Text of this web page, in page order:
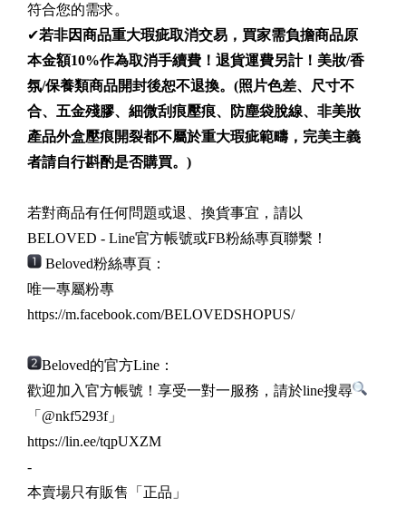
符合您的需求。
✔若非因商品重大瑕疵取消交易，買家需負擔商品原
本金額10%作為取消手續費！退貨運費另計！美妝/香
氛/保養類商品開封後恕不退換。 (照片色差、尺寸不
合、五金殘膠、細微刮痕壓痕、防塵袋脫線、非美妝
產品外盒壓痕開裂都不屬於重大瑕疵範疇，完美主義
者請自行斟酌是否購買。)
若對商品有任何問題或退、換貨事宜，請以
BELOVED - Line官方帳號或FB粉絲專頁聯繫！
Beloved粉絲專頁：
唯一專屬粉專
https://m.facebook.com/BELOVEDSHOPUS/
Beloved的官方Line：
歡迎加入官方帳號！享受一對一服務，請於line搜尋
「@nkf5293f」
https://lin.ee/tqpUXZM
-
本賣場只有販售「正品」